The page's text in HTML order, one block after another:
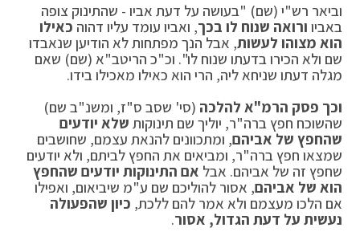
וביאר רש"י (שם) "בעושה על דעת אביו - שהתינוק צופה
באביו ורואה שנוח לו בכך, ואביו עומד עליו דהוה כאילו
הוא מצוהו לעשות, אבל הנך מפתחות לא הודיען שנאבדו
שם ולא הכירו בדעתו שנוח לו". וכ"כ הריטב"א (שם) שאם
מגלה דעתו שניחא ליה, הרי הוא כאילו מאכילו בידו.
וכך פסק הרמ"א להלכה (סי' שסב ס"ז, ומשנ"ב שם)
שהשוכח חפץ ברה"ר, יוליך שם תינוקות שלא יודעים
שהחפץ של אביהם, ומתכוונים להנאת עצמם, שחושבים
שמצאו חפץ ברה"ר, ומביאים את החפץ לביתם, ולא יודעים
שחפץ זה של אביהם. אבל אם התינוקות יודעים שהחפץ
הוא של אביהם, אסור להוליכם שם ע"מ שיביאום, ואפילו
אם הלכו מעצמם ולא אמר להם ללכת, כיון שהפעולה
נעשית על דעת הגדול, אסור.